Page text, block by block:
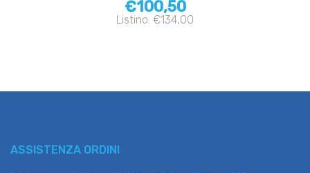
€100,50
Listino: €134,00
ASSISTENZA ORDINI